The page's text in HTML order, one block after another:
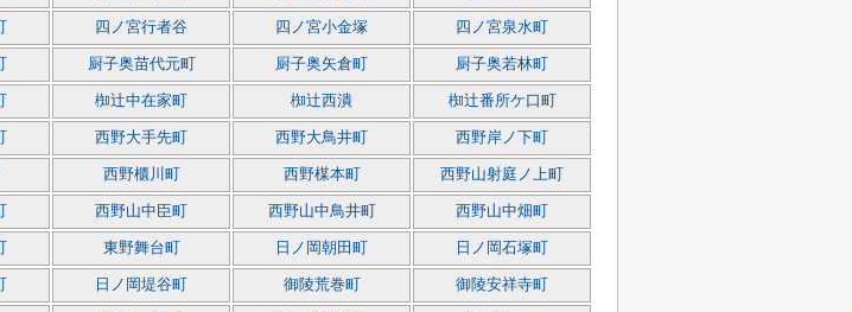
四ノ宮行者谷 四ノ宮小金塚 四ノ宮泉水町
厨子奥苗代元町 厨子奥矢倉町 厨子奥若林町
椥辻中在家町 椥辻西潰 椥辻番所ケ口町
西野大手先町 西野大鳥井町 西野岸ノ下町
西野櫃川町 西野楳本町 西野山射庭ノ上町
西野山中臣町 西野山中鳥井町 西野山中畑町
東野舞台町 日ノ岡朝田町 日ノ岡石塚町
日ノ岡堤谷町 御陵荒巻町 御陵安祥寺町